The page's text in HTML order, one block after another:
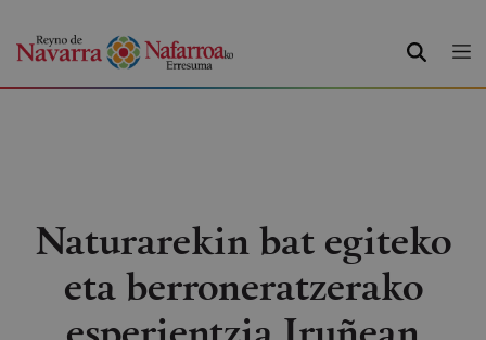
BILATU
Naturarekin bat egiteko
eta berroneratzerako